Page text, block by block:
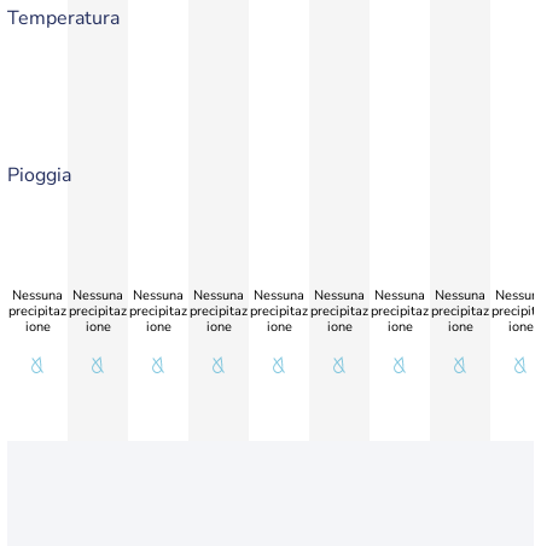
Temperatura
Pioggia
Nessuna
precipitaz
ione
Nessuna
precipitaz
ione
Nessuna
precipitaz
ione
Nessuna
precipitaz
ione
Nessuna
precipitaz
ione
Nessuna
precipitaz
ione
Nessuna
precipitaz
ione
Nessuna
precipitaz
ione
ione